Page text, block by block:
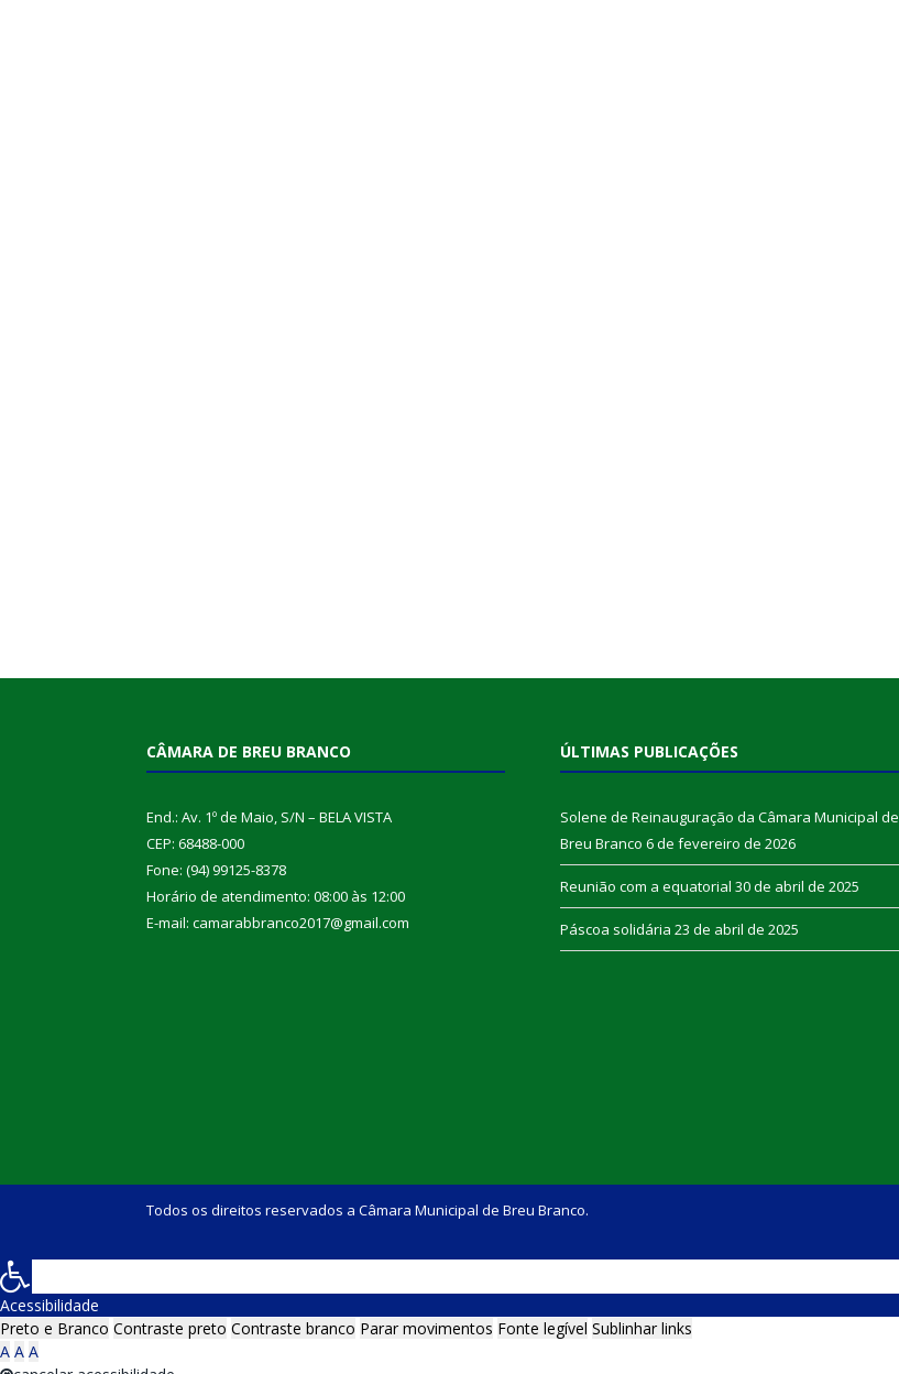
CÂMARA DE BREU BRANCO
End.: Av. 1º de Maio, S/N – BELA VISTA
CEP: 68488-000
Fone: (94) 99125-8378
Horário de atendimento: 08:00 às 12:00
E-mail: camarabbranco2017@gmail.com
ÚLTIMAS PUBLICAÇÕES
Solene de Reinauguração da Câmara Municipal de
Breu Branco 6 de fevereiro de 2026
Reunião com a equatorial 30 de abril de 2025
Páscoa solidária 23 de abril de 2025
Todos os direitos reservados a Câmara Municipal de Breu Branco.
Acessibilidade
Preto e Branco Contraste preto Contraste branco Parar movimentos Fonte legível Sublinhar links
A A A